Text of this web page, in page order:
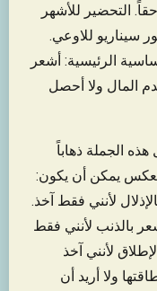
التحضير للأشهر
سيناريو للاوعي.
الرئيسية: أشعر
المال ولا أحصل
الجملة ذهاباً
يمكن أن يكون:
لأنني فقط آخذ.
بالذنب لأنني فقط
لأنني آخذ
ولا أريد أن